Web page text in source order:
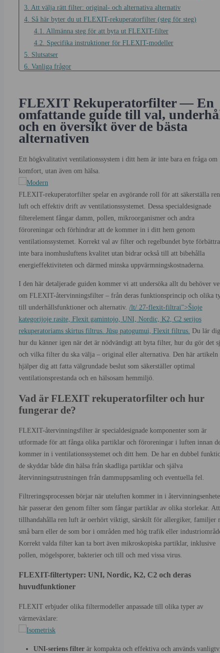
3. Att välja rätt filter: original- och alternativa alternativ
4. Så här byter du ut FLEXIT-rekuperatorfilter (steg för steg)
4.1. Allmänna steg för att byta ut FLEXIT-filter
4.2. Specifika instruktioner för FLEXIT-modeller
5. Slutsatser
6. Vanliga frågor
6.3. Hur avgör jag vilken FLEXIT-filtermodell jag behöver?
6.4. Vilka är farorna med att inte byta filter i tid?
FLEXIT Rekuperatorfilter — En
omfattande guide till val,
och en översikt över de bästa
alternativen
Ett högkvalitativt ventilationssystem i ditt hem är inte bara en fråga om
komfort, utan även om hälsa.
FLEXIT-rekuperatorfilter spelar en avgörande roll för att säkerställa ren
luft och effektiv drift av ventilationssystemet. Dessa specialdesignade
filterelement fångar damm, pollen, mikroorganismer och andra
föroreningar och förhindrar att de kommer in i ditt hem genom
ventilationssystemet. Korrekt val av filter och regelbundet byte
inte bara inomhusluftens kvalitet utan bidrar också till att bibehålla
energieffektiviteten och därmed minska uppvärmningskostnaderna.
I den här detaljerade guiden kommer vi att undersöka allt du behöver
om FLEXIT-återvinningsfilter – från deras funktionsprincip och olika
till underhållsfunktioner och alternativ. /lt/ 27-flexit-filtrai">Šioje
kategorijoje rasite, Flexit gamintojo, UNI, Nordic, K2, C2 serijos
rekuperatoriams skirtus filtrus. Jūsų patogumui, Flexit filtrus. Du lär dig
hur du känner igen när det är nödvändigt att byta filter, hur du gör det
och vilka filter du ska välja – original eller alternativa. Den här artikeln
hjälper dig att fatta välgrundade beslut som säkerställer optimal
ventilationsprestanda och en hälsosam hemmiljö.
Vad är FLEXIT rekuperatorfilter och hur
fungerar de?
FLEXIT-återvinningsfilter är specialdesignade komponenter som är
utformade för att fånga olika partiklar och föroreningar i luften innan
kommer in i ventilationssystemet och ditt hem. De har en dubbel
de skyddar både din hälsa från skadliga partiklar och själva
återvinningsutrustningen från dammuppsamling och eventuella fel.
Filtreringsprocessen börjar när uteluften kommer in i
här passerar den genom filter som fångar partiklar av olika storlekar. Att
tillhandahålla ren luft är oerhört viktigt, särskilt för allergiker, familjer
små barn eller de som bor i områden med hög trafik eller
Korrekt valda filter kan ta bort även mikroskopiska partiklar, inklusive
pollen, mögelsporer, bakterier och till och med vissa virus.
FLEXIT-filtertyper: UNI, Nordic, K2, C2 och deras
huvudfunktioner
FLEXIT erbjuder olika filtermodeller anpassade till olika typer av
värmeväxlare:
UNI-seriens filter är kompakta och effektiva och används